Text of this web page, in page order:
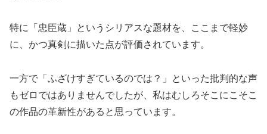
特に「忠臣蔵」というシリアスな題材を、ここまで軽妙
に、かつ真剣に描いた点が評価されています。
一方で「ふざけすぎているのでは？」といった批判的な声
もゼロではありませんでしたが、私はむしろそこにこそこ
の作品の革新性があると思っています。